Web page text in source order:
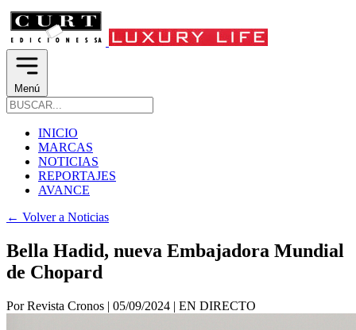
Menú
INICIO
MARCAS
NOTICIAS
REPORTAJES
AVANCE
← Volver a Noticias
Bella Hadid, nueva Embajadora Mundial
de Chopard
Por Revista Cronos | 05/09/2024 | EN DIRECTO